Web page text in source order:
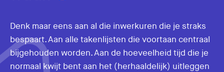
Denk maar eens aan al die inwerkuren die je straks
bespaart. Aan alle takenlijsten die voortaan centraal
bijgehouden worden. Aan de hoeveelheid tijd die je
normaal kwijt bent aan het (herhaaldelijk) uitleggen